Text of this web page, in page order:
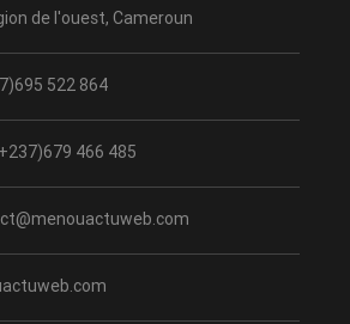
de l'ouest, Cameroun
522 864
466 485